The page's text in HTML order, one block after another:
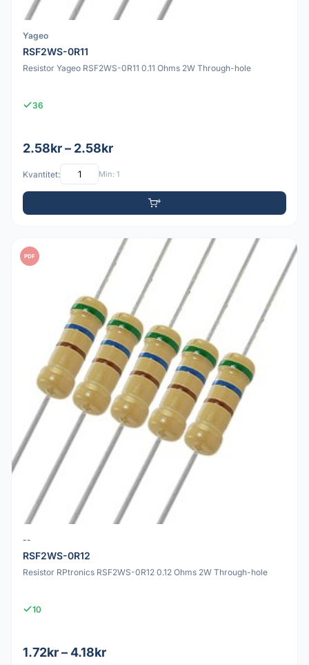
Yageo
RSF2WS-0R11
Resistor Yageo RSF2WS-0R11 0.11 Ohms 2W Through-hole
36
2.58kr – 2.58kr
Kvantitet: Min: 1
PDF
--
RSF2WS-0R12
Resistor RPtronics RSF2WS-0R12 0.12 Ohms 2W Through-hole
10
1.72kr – 4.18kr